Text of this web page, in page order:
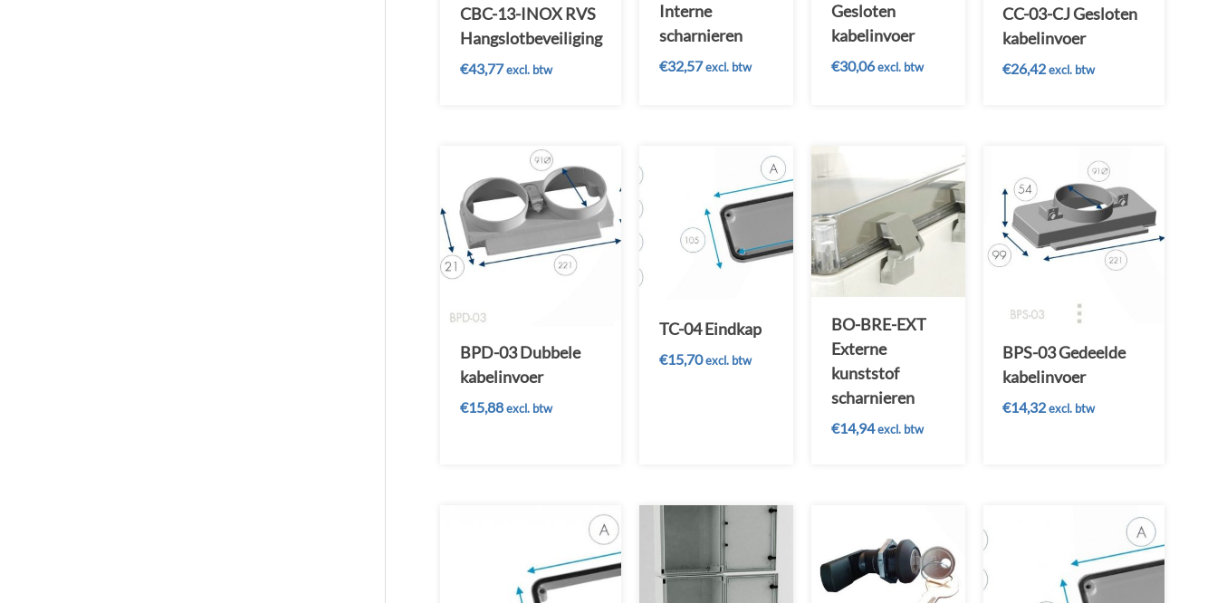
CBC-13-INOX RVS
Hangslotbeveiliging
€43,77 excl. btw
Interne
scharnieren
€32,57 excl. btw
Gesloten
kabelinvoer
€30,06 excl. btw
CC-03-CJ Gesloten
kabelinvoer
€26,42 excl. btw
BPD-03 Dubbele
kabelinvoer
€15,88 excl. btw
TC-04 Eindkap
€15,70 excl. btw
BO-BRE-EXT
Externe
kunststof
scharnieren
€14,94 excl. btw
BPS-03 Gedeelde
kabelinvoer
€14,32 excl. btw